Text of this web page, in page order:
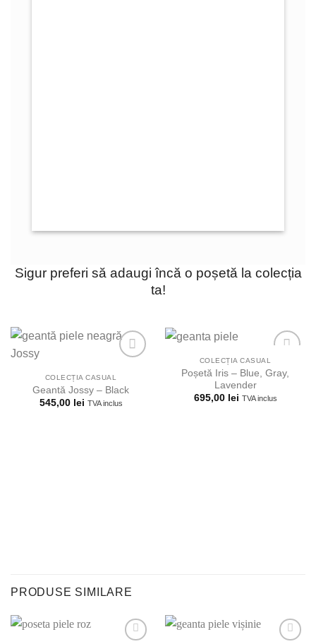
Sigur preferi să adaugi încă o poșetă la colecția
ta!
Adauga la
lista
COLECȚIA CASUAL
Geantă Jossy – Black
545,00 lei TVA inclus
Adauga la
COLECȚIA CASUAL
Poșetă Iris – Blue, Gray,
Lavender
695,00 lei TVA inclus
PRODUSE SIMILARE